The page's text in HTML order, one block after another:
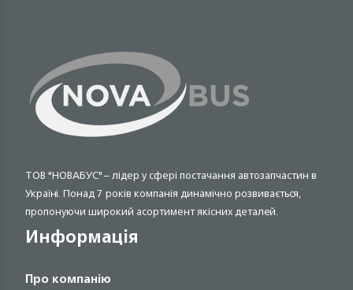
ТОВ "НОВАБУС" – лідер у сфері постачання автозапчастин в
Україні. Понад 7 років компанія динамічно розвивається,
пропонуючи широкий асортимент якісних деталей.
Информація
Про компанію